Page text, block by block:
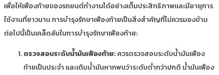
เพื่อให้เฟืองท้ายของรถยนต์ทำงานได้อย่างเต็มประสิทธิภาพและมีอายุการ
ใช้งานที่ยาวนาน การบำรุงรักษาเฟืองท้ายเป็นสิ่งสำคัญที่ไม่ควรมองข้าม
ต่อไปนี้เป็นเคล็ดลับในการบำรุงรักษาเฟืองท้าย:
ตรวจสอบระดับน้ำมันเฟืองท้าย: ควรตรวจสอบระดับน้ำมันเฟือง
ท้ายเป็นประจำ และเติมน้ำมันหากพบว่าระดับต่ำกว่าปกติ น้ำมันเฟือง